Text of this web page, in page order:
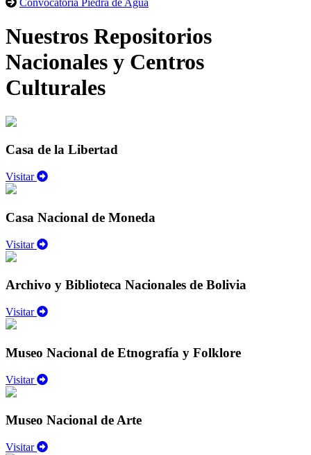
Nuestros Repositorios
Nacionales y Centros
Culturales
Casa de la Libertad
Visitar
Casa Nacional de Moneda
Visitar
Archivo y Biblioteca Nacionales de Bolivia
Visitar
Museo Nacional de Etnografía y Folklore
Visitar
Museo Nacional de Arte
Visitar